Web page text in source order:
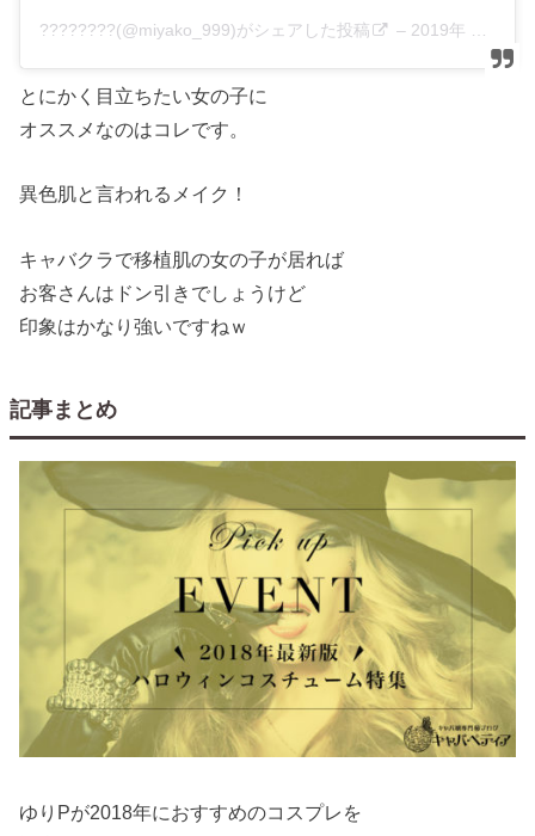
????????(@miyako_999)がシェアした投稿 – 2019年 5月月18日午後5時48分PDT
とにかく目立ちたい女の子に
オススメなのはコレです。
異色肌と言われるメイク！
キャバクラで移植肌の女の子が居れば
お客さんはドン引きでしょうけど
印象はかなり強いですねｗ
記事まとめ
ゆりPが2018年におすすめのコスプレを